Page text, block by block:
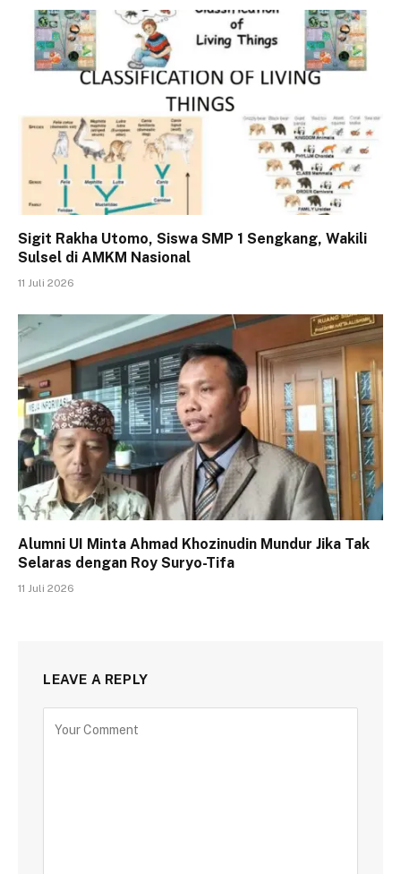
Sigit Rakha Utomo, Siswa SMP 1 Sengkang, Wakili
Sulsel di AMKM Nasional
11 Juli 2026
Alumni UI Minta Ahmad Khozinudin Mundur Jika Tak
Selaras dengan Roy Suryo-Tifa
11 Juli 2026
LEAVE A REPLY